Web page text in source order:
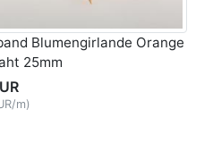
Blumengirlande Orange
25mm
m)